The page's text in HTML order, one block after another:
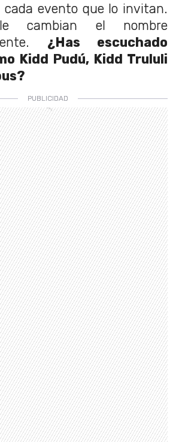
cada evento que lo invitan.
le cambian el nombre
¿Has escuchado
Kidd Pudú, Kidd Trululi